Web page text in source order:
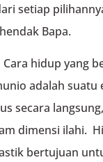
setiap
Bapa.
hidup yang
adalah suatu
secara
dimensi ilahi.
bertujuan